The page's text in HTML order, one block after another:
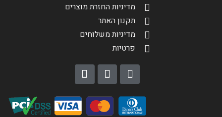
מדיניות החזרת מוצרים
תקנון האתר
מדיניות משלוחים
פרטיות